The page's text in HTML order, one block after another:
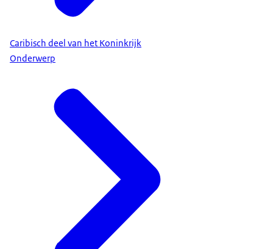
Caribisch deel van het Koninkrijk
Onderwerp